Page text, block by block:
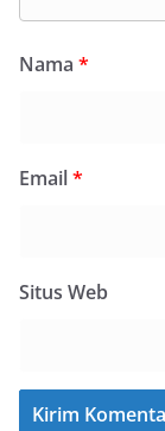
Nama *
Email*
Situs Web